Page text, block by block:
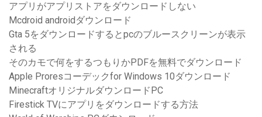
アプリがアプリストアをダウンロードしない
Mcdroid androidダウンロード
Gta 5をダウンロードするとpcのブルースクリーンが表示
される
そのカモで何をするつもりかPDFを無料でダウンロード
Apple Proresコーデックfor Windows 10ダウンロード
MinecraftオリジナルダウンロードPC
Firestick TVにアプリをダウンロードする方法